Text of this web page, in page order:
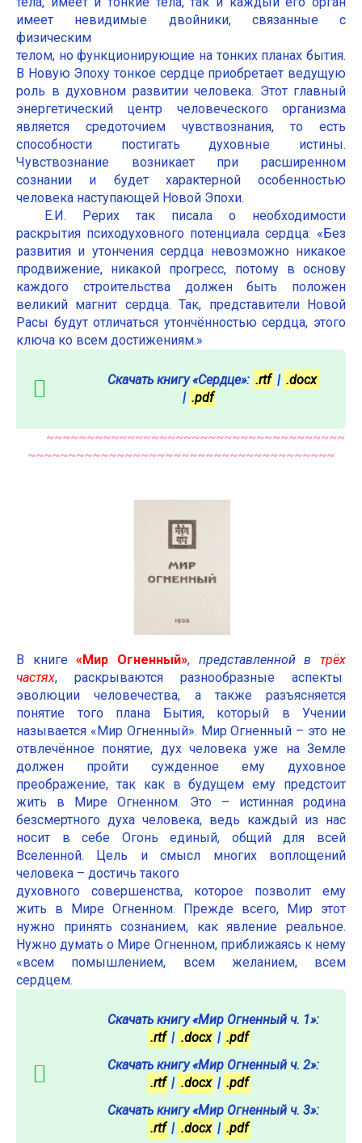
имеет невидимые двойники, связанные с
физическим
телом, но функционирующие на тонких планах бытия.
В Новую Эпоху тонкое сердце приобретает ведущую
роль в духовном развитии человека. Этот главный
энергетический центр человеческого организма
является средоточием чувствознания, то есть
способности постигать духовные истины.
Чувствознание возникает при расширенном
сознании и будет характерной особенностью
человека наступающей Новой Эпохи.
Е.И. Рерих так писала о необходимости
раскрытия психодуховного потенциала сердца: «Без
развития и утончения сердца невозможно никакое
продвижение, никакой прогресс, потому в основу
каждого строительства должен быть положен
великий магнит сердца. Так, представители Новой
Расы будут отличаться утончённостью сердца, этого
ключа ко всем достижениям.»
Скачать книгу «Сердце»: .rtf | .docx
| .pdf
~~~~~~~~~~~~~~~~~~~~~~~~~~~~~~~~~~~~~
~~~~~~~~~~~~~~~~~~~~~~~~~~~~~~~~~~~~~~
В книге«Мир Огненный», представленной втрёх
частях, раскрываются разнообразные аспекты
эволюции человечества, а также разъясняется
понятие того плана Бытия, который в Учении
называется «Мир Огненный». Мир Огненный – это не
отвлечённое понятие, дух человека уже на Земле
должен пройти сужденное ему духовное
преображение, так как в будущем ему предстоит
жить в Мире Огненном. Это – истинная родина
безсмертного духа человека, ведь каждый из нас
носит в себе Огонь единый, общий для всей
Вселенной. Цель и смысл многих воплощений
человека – достичь такого
духовного совершенства, которое позволит ему
жить в Мире Огненном. Прежде всего, Мир этот
нужно принять сознанием, как явление реальное.
Нужно думать о Мире Огненном, приближаясь к нему
«всем помышлением, всем желанием, всем
сердцем.
Скачать книгу «Мир Огненный ч. 1»:
.rtf | .docx | .pdf
Скачать книгу «Мир Огненный ч. 2»:
.rtf | .docx | .pdf
Скачать книгу «Мир Огненный ч. 3»:
.rtf | .docx | .pdf